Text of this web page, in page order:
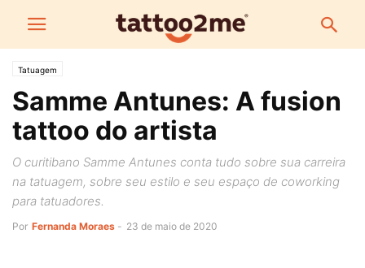
Tatuagem
Samme Antunes: A fusion
tattoo do artista
O curitibano Samme Antunes conta tudo sobre sua carreira
na tatuagem, sobre seu estilo e seu espaço de coworking
para tatuadores.
Por Fernanda Moraes - 23 de maio de 2020